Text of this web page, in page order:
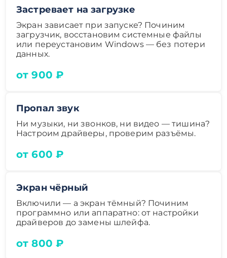
Застревает на загрузке
Экран зависает при запуске? Починим
загрузчик, восстановим системные файлы
или переустановим Windows — без потери
данных.
от 900 ₽
Пропал звук
Ни музыки, ни звонков, ни видео — тишина?
Настроим драйверы, проверим разъёмы.
от 600 ₽
Экран чёрный
Включили — а экран тёмный? Починим
программно или аппаратно: от настройки
драйверов до замены шлейфа.
от 800 ₽